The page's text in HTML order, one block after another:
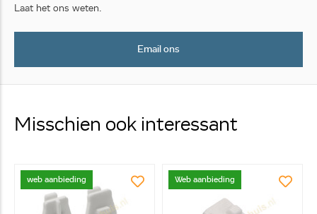
Laat het ons weten.
Email ons
Misschien ook interessant
web aanbieding Web aanbieding